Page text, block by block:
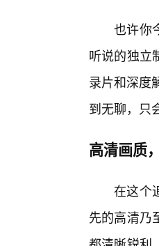
也许你
听说的独立
录片和深度
到无聊，只
高清画质
在这个
先的高清乃